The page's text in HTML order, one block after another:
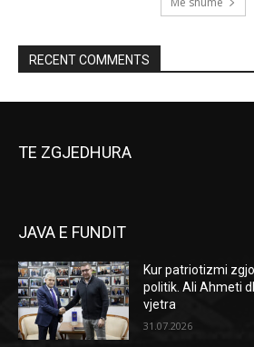
RECENT COMMENTS
TE ZGJEDHURA
JAVA E FUNDIT
Kur patriotizmi
politik. Ali Ahmeti
vjetra
31.07.2026